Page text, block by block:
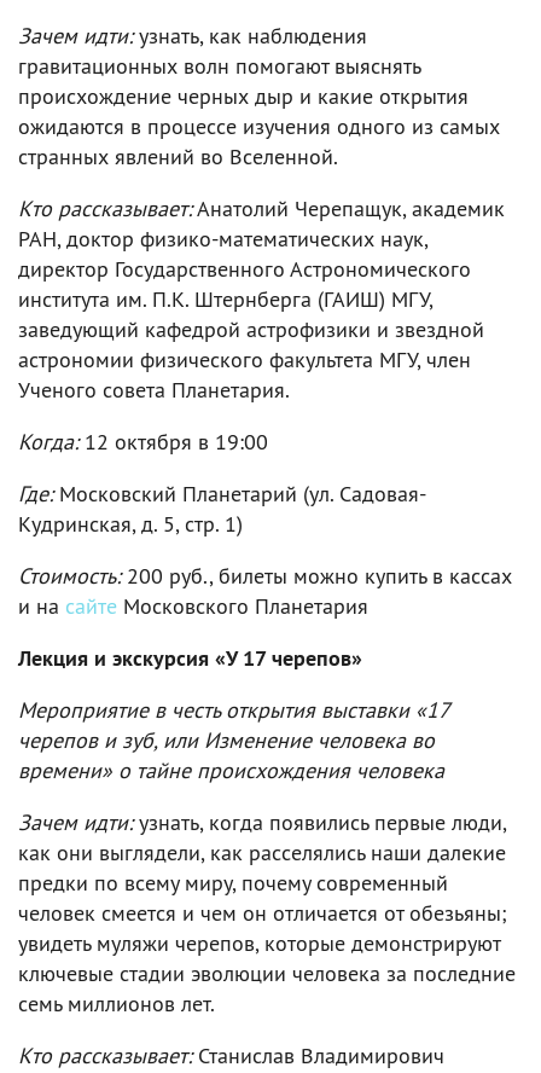
Зачем идти:узнать, как наблюдения
гравитационных волн помогают выяснять
происхождение черных дыр и какие открытия
ожидаются в процессе изучения одного из самых
странных явлений во Вселенной.
Кто рассказывает:Анатолий Черепащук, академик
РАН, доктор физико-математических наук,
директор Государственного Астрономического
института им. П.К. Штернберга (ГАИШ) МГУ,
заведующий кафедрой астрофизики и звездной
астрономии физического факультета МГУ, член
Ученого совета Планетария.
Когда:12 октября в 19:00
Где:Московский Планетарий (ул. Садовая-
Кудринская, д. 5, стр. 1)
Стоимость:200 руб., билеты можно купить в кассах
и на сайте Московского Планетария
Лекция и экскурсия «У 17 черепов»
Мероприятие в честь открытия выставки «17
черепов и зуб, или Изменение человека во
времени» о тайне происхождения человека
Зачем идти:узнать, когда появились первые люди,
как они выглядели, как расселялись наши далекие
предки по всему миру, почему современный
человек смеется и чем он отличается от обезьяны;
увидеть муляжи черепов, которые демонстрируют
ключевые стадии эволюции человека за последние
семь миллионов лет.
Кто рассказывает:Станислав Владимирович